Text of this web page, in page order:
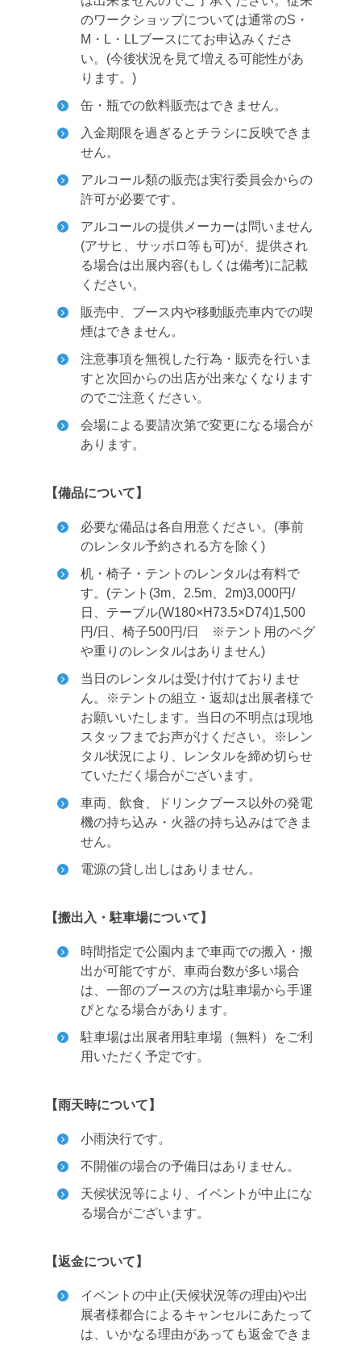
のワークショップについては通常のS・
M・L・LLブースにてお申込みくださ
い。(今後状況を見て増える可能性があ
ります。)
缶・瓶での飲料販売はできません。
入金期限を過ぎるとチラシに反映できま
せん。
アルコール類の販売は実行委員会からの
許可が必要です。
アルコールの提供メーカーは問いません
(アサヒ、サッポロ等も可)が、提供され
る場合は出展内容(もしくは備考)に記載
ください。
販売中、ブース内や移動販売車内での喫
煙はできません。
注意事項を無視した行為・販売を行いま
すと次回からの出店が出来なくなります
のでご注意ください。
会場による要請次第で変更になる場合が
あります。
【備品について】
必要な備品は各自用意ください。(事前
のレンタル予約される方を除く)
机・椅子・テントのレンタルは有料で
す。(テント(3m、2.5m、2m)3,000円/
日、テーブル(W180×H73.5×D74)1,500
円/日、椅子500円/日 ※テント用のペグ
や重りのレンタルはありません)
当日のレンタルは受け付けておりませ
ん。
※テントの組立・返却は出展者様で
お願いいたします。当日の不明点は現地
スタッフまでお声がけください。※レン
タル状況により、レンタルを締め切らせ
ていただく場合がございます。
車両、飲食、ドリンクブース以外の発電
機の持ち込み・火器の持ち込みはできま
せん。
電源の貸し出しはありません。
【搬出入・駐車場について】
時間指定で公園内まで車両での搬入・搬
出が可能ですが、車両台数が多い場合
は、一部のブースの方は駐車場から手運
びとなる場合があります。
駐車場は出展者用駐車場（無料）をご利
用いただく予定です。
【雨天時について】
小雨決行です。
不開催の場合の予備日はありません。
天候状況等により、イベントが中止にな
る場合がございます。
【返金について】
イベントの中止(天候状況等の理由)や出
展者様都合によるキャンセルにあたって
は、いかなる理由があっても返金できま